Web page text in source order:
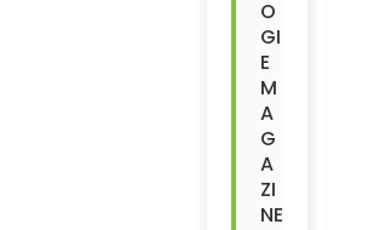
O
GI
E
M
A
G
A
ZI
NE